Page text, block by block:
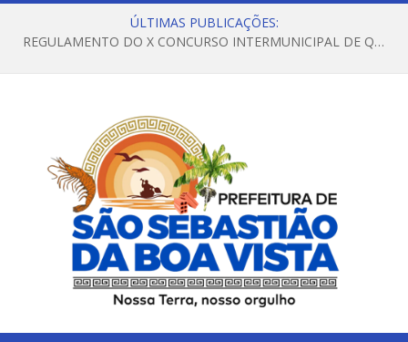
ÚLTIMAS PUBLICAÇÕES:
REGULAMENTO DO X CONCURSO INTERMUNICIPAL DE QUADRILHAS JUNINAS – 2026 – ARRAIÁ DA VENEZA